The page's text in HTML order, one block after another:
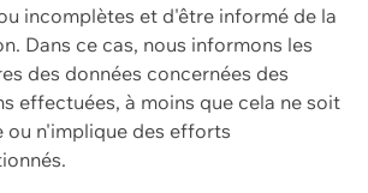
incomplètes et d'être informé de la
Dans ce cas, nous informons les
des données concernées des
effectuées, à moins que cela ne soit
ou n'implique des efforts